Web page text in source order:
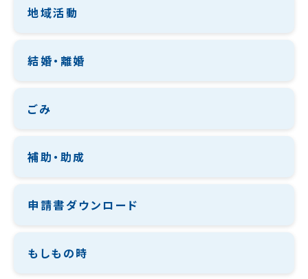
地域活動
結婚・離婚
ごみ
補助・助成
申請書ダウンロード
もしもの時